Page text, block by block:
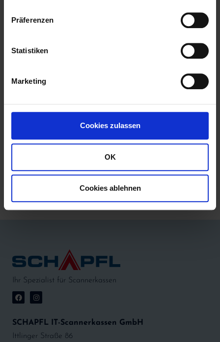
Präferenzen
Statistiken
Marketing
Cookies zulassen
OK
Cookies ablehnen
Ihr Spezialist für Scannerkassen
SCHAPFL IT-Scannerkassen GmbH
Ittlinger Straße 86